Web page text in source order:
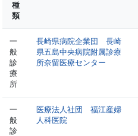
種
類
一
般
診
療
所
長崎県病院企業団 長崎
県五島中央病院附属診療
所奈留医療センター
一
般
診
医療法人社団 福江産婦
人科医院